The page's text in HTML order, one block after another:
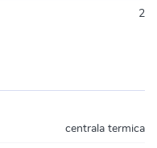
2
centrala termica